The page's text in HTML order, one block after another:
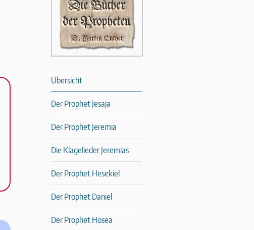
Übersicht
Der Prophet Jesaja
Der Prophet Jeremia
Die Klagelieder Jeremias
Der Prophet Hesekiel
Der Prophet Daniel
Der Prophet Hosea